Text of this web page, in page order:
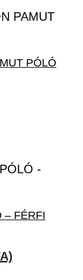
PÓLÓ
– FÉRFI